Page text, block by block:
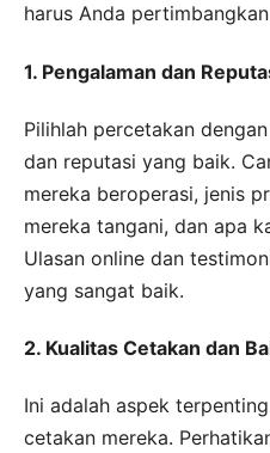
harus Anda
1. Pengalaman dan
Pilihlah percetakan
dan reputasi yang baik.
mereka beroperasi, jenis
mereka tangani, dan apa
Ulasan online dan
yang sangat baik.
2. Kualitas Cetakan dan
Ini adalah aspek
cetakan mereka.